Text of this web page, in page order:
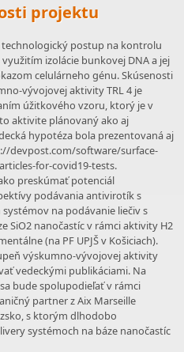
projektu
postup na kontrolu
izolácie bunkovej DNA a jej
celulárneho génu. Skúsenosti
vývojovej aktivity TRL 4 je
úžitkového vzoru, ktorý je v
aktivite plánovaný ako aj
hypotéza bola prezentovaná aj
devpost.com/software/surface-
for-covid19-tests.
preskúmať potenciál
podávania antivirotík s
na podávanie liečiv s
SiO2 nanočastíc v rámci aktivity H2
(na PF UPJŠ v Košiciach).
výskumno-vývojovej aktivity
vedeckými publikáciami. Na
bude spolupodieľať v rámci
partner z Aix Marseille
s ktorým dlhodobo
systémoch na báze nanočastíc